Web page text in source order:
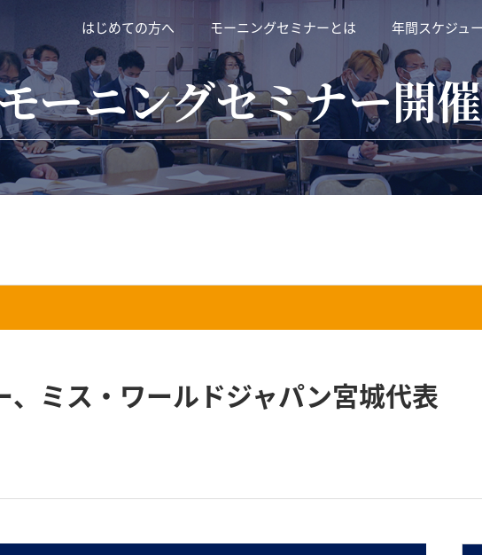
はじめての方へ モーニングセミナーとは 年間スケジュ
ーニングセミナー開
、ミス・ワールドジャパン宮城代表